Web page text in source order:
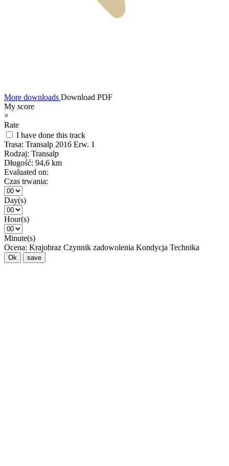
More downloads Download PDF
My score
×
Rate
I have done this track
Trasa: Transalp 2016 Erw. 1
Rodzaj: Transalp
Długość: 94,6 km
Evaluated on:
Czas trwania:
Day(s)
Hour(s)
Minute(s)
Ocena: Krajobraz Czynnik zadowolenia Kondycja Technika
Ok save